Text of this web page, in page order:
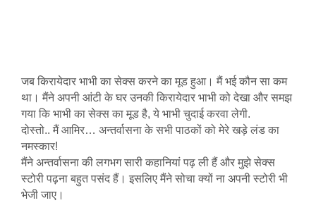
जब किरायेदार भाभी का सेक्स करने का मूड हुआ। मैं भई कौन सा कम
था। मैंने अपनी आंटी के घर उनकी किरायेदार भाभी को देखा और समझ
गया कि भाभी का सेक्स का मूड है, ये भाभी चुदाई करवा लेगी.
दोस्तो.. मैं आमिर… अन्तर्वासना के सभी पाठकों को मेरे खड़े लंड का
नमस्कार!
मैंने अन्तर्वासना की लगभग सारी कहानियां पढ़ ली हैं और मुझे सेक्स
स्टोरी पढ़ना बहुत पसंद हैं। इसलिए मैंने सोचा क्यों ना अपनी स्टोरी भी
भेजी जाए।